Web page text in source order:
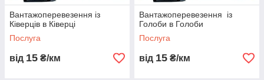
Вантажоперевезення із
Ківерців в Ківерці
Послуга
від 15 ₴/км
Вантажоперевезення із
Голоби в Голоби
Послуга
від 15 ₴/км